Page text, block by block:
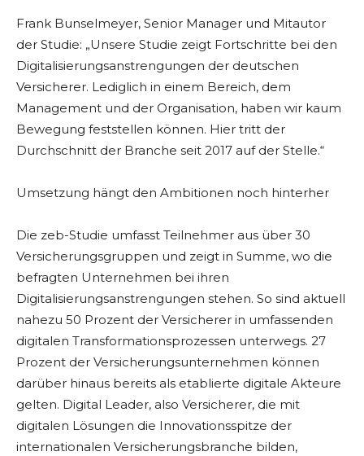
Frank Bunselmeyer, Senior Manager und Mitautor
der Studie: „Unsere Studie zeigt Fortschritte bei den
Digitalisierungsanstrengungen der deutschen
Versicherer. Lediglich in einem Bereich, dem
Management und der Organisation, haben wir kaum
Bewegung feststellen können. Hier tritt der
Durchschnitt der Branche seit 2017 auf der Stelle.“
Umsetzung hängt den Ambitionen noch hinterher
Die zeb-Studie umfasst Teilnehmer aus über 30
Versicherungsgruppen und zeigt in Summe, wo die
befragten Unternehmen bei ihren
Digitalisierungsanstrengungen stehen. So sind aktuell
nahezu 50 Prozent der Versicherer in umfassenden
digitalen Transformationsprozessen unterwegs. 27
Prozent der Versicherungsunternehmen können
darüber hinaus bereits als etablierte digitale Akteure
gelten. Digital Leader, also Versicherer, die mit
digitalen Lösungen die Innovationsspitze der
internationalen Versicherungsbranche bilden,